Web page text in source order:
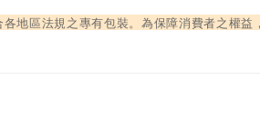
地區法規之專有包裝。為保障消費者之權益，